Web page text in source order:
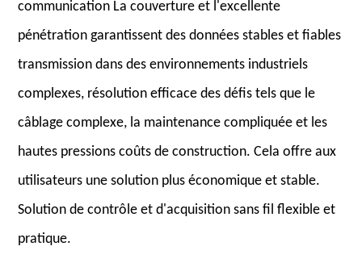
communication La couverture et l'excellente
pénétration garantissent des données stables et fiables
transmission dans des environnements industriels
complexes, résolution efficace des défis tels que le
câblage complexe, la maintenance compliquée et les
hautes pressions coûts de construction. Cela offre aux
utilisateurs une solution plus économique et stable.
Solution de contrôle et d'acquisition sans fil flexible et
pratique.